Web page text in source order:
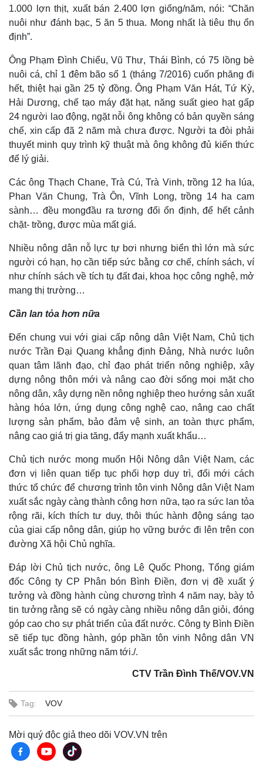
Kinh tế
Bất động sản
Thị trường
Giá vàng
Tỷ giá
Chứng khoán
Giá cà phê
1.000 lợn thịt, xuất bán 2.400 lợn giống/năm, nói: “Chăn
nuôi như đánh bạc, 5 ăn 5 thua. Mong nhất là tiêu thụ ổn
định”.
Ông Phạm Đình Chiểu, Vũ Thư, Thái Bình, có 75 lồng bè
nuôi cá, chỉ 1 đêm bão số 1 (tháng 7/2016) cuốn phăng đi
hết, thiệt hại gần 25 tỷ đồng. Ông Phạm Văn Hát, Tứ Kỳ,
Hải Dương, chế tạo máy đặt hạt, năng suất gieo hạt gấp
24 người lao động, ngặt nỗi ông không có bản quyền sáng
chế, xin cấp đã 2 năm mà chưa được. Người ta đòi phải
thuyết minh quy trình kỹ thuật mà ông không đủ kiến thức
để lý giải.
Các ông Thạch Chane, Trà Cú, Trà Vinh, trồng 12 ha lúa,
Phan Văn Chung, Trà Ôn, Vĩnh Long, trồng 14 ha cam
sành… đều mongđầu ra tương đổi ổn định, để hết cảnh
chặt- trồng, được mùa mất giá.
Nhiều nông dân nỗ lực tự bơi nhưng biển thì lớn mà sức
người có hạn, họ cần tiếp sức bằng cơ chế, chính sách, ví
như chính sách về tích tụ đất đai, khoa học công nghệ, mở
mang thị trường…
Cần lan tỏa hơn nữa
Đến chung vui với giai cấp nông dân Việt Nam, Chủ tịch
nước Trần Đại Quang khẳng định Đảng, Nhà nước luôn
quan tâm lãnh đạo, chỉ đạo phát triển nông nghiệp, xây
dựng nông thôn mới và nâng cao đời sống mọi mặt cho
nông dân, xây dựng nền nông nghiệp theo hướng sản xuất
hàng hóa lớn, ứng dụng công nghệ cao, nâng cao chất
lượng sản phẩm, bảo đảm vệ sinh, an toàn thực phẩm,
nâng cao giá trị gia tăng, đẩy mạnh xuất khẩu…
Chủ tịch nước mong muốn Hội Nông dân Việt Nam, các
đơn vị liên quan tiếp tục phối hợp duy trì, đổi mới cách
thức tổ chức để chương trình tôn vinh Nông dân Việt Nam
xuất sắc ngày càng thành công hơn nữa, tạo ra sức lan tỏa
rộng rãi, kích thích tư duy, thôi thúc hành động sáng tạo
của giai cấp nông dân, giúp họ vững bước đi lên trên con
đường Xã hội Chủ nghĩa.
Đáp lời Chủ tịch nước, ông Lê Quốc Phong, Tổng giám
đốc Công ty CP Phân bón Bình Điền, đơn vị đề xuất ý
tưởng và đồng hành cùng chương trình 4 năm nay, bày tỏ
tin tưởng rằng sẽ có ngày càng nhiều nông dân giỏi, đóng
góp cao cho sự phát triển của đất nước. Công ty Bình Điền
sẽ tiếp tục đồng hành, góp phần tôn vinh Nông dân VN
xuất sắc trong những năm tới./.
CTV Trần Đình Thế/VOV.VN
Tag: VOV
Mời quý độc giả theo dõi VOV.VN trên